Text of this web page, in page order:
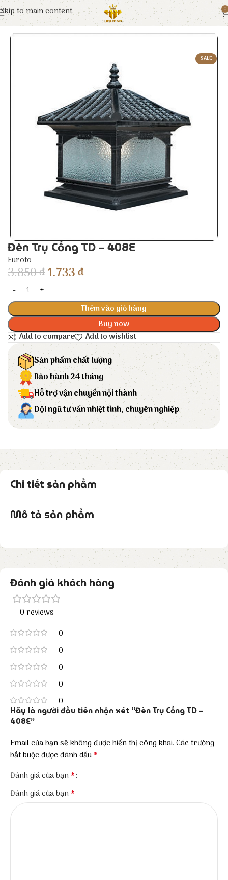
Skip to main content 0
Trang chủ Euroto Đèn Trang Trí
SALE
Đèn Trụ Cổng TD – 408E
Euroto
3.850₫1.733₫
Thêm vào giỏ hàng
Buy now
Add to compare
Add to wishlist
Sản phẩm chất lượng
Bảo hành 24 tháng
Hỗ trợ vận chuyển nội thành
Đội ngũ tư vấn nhiệt tình, chuyên nghiệp
Chi tiết sản phẩm
Mô tả sản phẩm
Đánh giá khách hàng
0 reviews
0
0
0
0
0
Hãy là người đầu tiên nhận xét “Đèn Trụ Cổng TD –
408E”
Email của bạn sẽ không được hiển thị công khai. Các trường
bắt buộc được đánh dấu*
Đánh giá của bạn*
Đánh giá của bạn*